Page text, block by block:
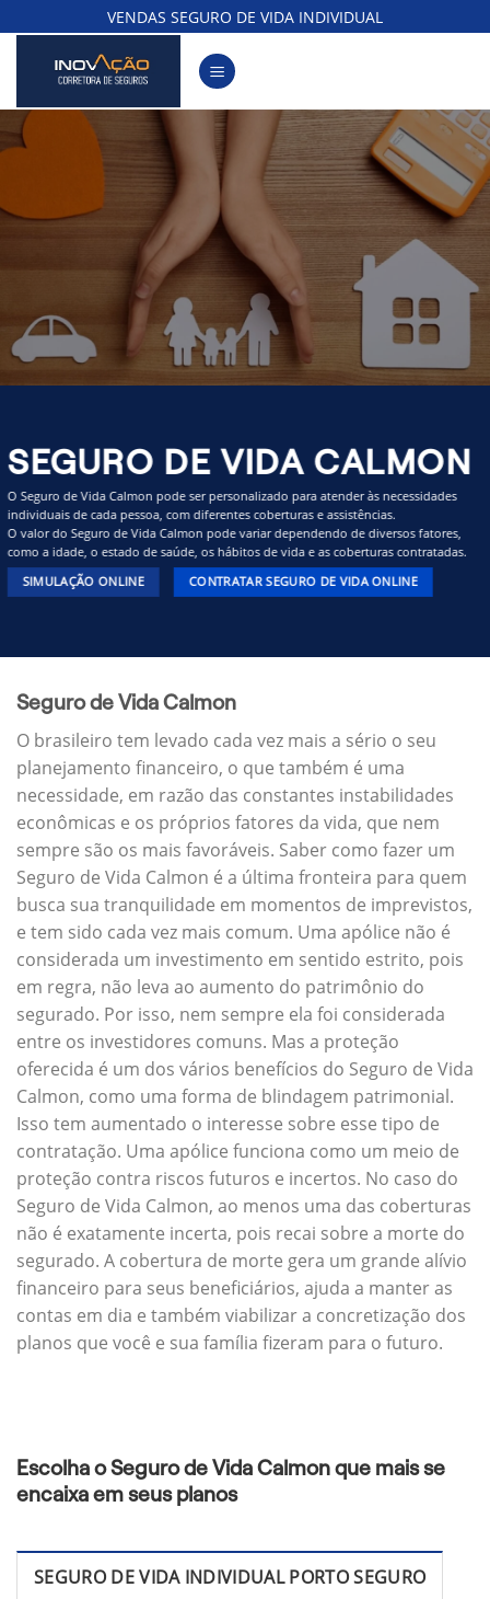
to
content
VENDAS SEGURO DE VIDA INDIVIDUAL
SEGURO DE VIDA CALMON
O Seguro de Vida Calmon pode ser personalizado para atender às necessidades
individuais de cada pessoa, com diferentes coberturas e assistências.
O valor do Seguro de Vida Calmon pode variar dependendo de diversos fatores,
como a idade, o estado de saúde, os hábitos de vida e as coberturas contratadas.
SIMULAÇÃO ONLINE CONTRATAR SEGURO DE VIDA ONLINE
Seguro de Vida Calmon
O brasileiro tem levado cada vez mais a sério o seu
planejamento financeiro, o que também é uma
necessidade, em razão das constantes instabilidades
econômicas e os próprios fatores da vida, que nem
sempre são os mais favoráveis. Saber como fazer um
Seguro de Vida Calmon é a última fronteira para quem
busca sua tranquilidade em momentos de imprevistos,
e tem sido cada vez mais comum. Uma apólice não é
considerada um investimento em sentido estrito, pois
em regra, não leva ao aumento do patrimônio do
segurado. Por isso, nem sempre ela foi considerada
entre os investidores comuns. Mas a proteção
oferecida é um dos vários benefícios do Seguro de Vida
Calmon, como uma forma de blindagem patrimonial.
Isso tem aumentado o interesse sobre esse tipo de
contratação. Uma apólice funciona como um meio de
proteção contra riscos futuros e incertos. No caso do
Seguro de Vida Calmon, ao menos uma das coberturas
não é exatamente incerta, pois recai sobre a morte do
segurado. A cobertura de morte gera um grande alívio
financeiro para seus beneficiários, ajuda a manter as
contas em dia e também viabilizar a concretização dos
planos que você e sua família fizeram para o futuro.
Escolha o Seguro de Vida Calmon que mais se
encaixa em seus planos
SEGURO DE VIDA INDIVIDUAL PORTO SEGURO